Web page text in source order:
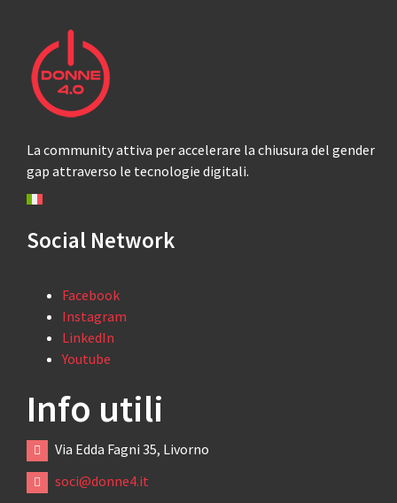
La community attiva per accelerare la chiusura del gender
gap attraverso le tecnologie digitali.
Social Network
Facebook
Instagram
LinkedIn
Youtube
Info utili
Via Edda Fagni 35, Livorno
soci@donne4.it